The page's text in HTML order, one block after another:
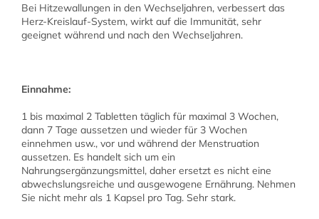
Bei Hitzewallungen in den Wechseljahren, verbessert das
Herz-Kreislauf-System, wirkt auf die Immunität, sehr
geeignet während und nach den Wechseljahren.
Einnahme:
1 bis maximal 2 Tabletten täglich für maximal 3 Wochen,
dann 7 Tage aussetzen und wieder für 3 Wochen
einnehmen usw., vor und während der Menstruation
aussetzen. Es handelt sich um ein
Nahrungsergänzungsmittel, daher ersetzt es nicht eine
abwechslungsreiche und ausgewogene Ernährung. Nehmen
Sie nicht mehr als 1 Kapsel pro Tag. Sehr stark.